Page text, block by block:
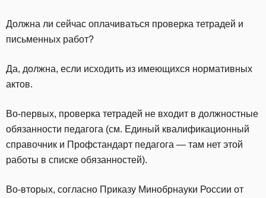
Должна ли сейчас оплачиваться проверка тетрадей и
письменных работ?
Да, должна, если исходить из имеющихся нормативных
актов.
Во-первых, проверка тетрадей не входит в должностные
обязанности педагога (см. Единый квалификационный
справочник и Профстандарт педагога — там нет этой
работы в списке обязанностей).
Во-вторых, согласно Приказу Минобрнауки России от